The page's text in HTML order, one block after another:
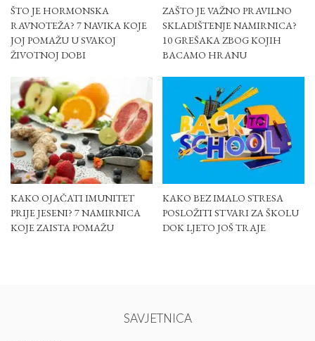
ŠTO JE HORMONSKA
RAVNOTEŽA? 7 NAVIKA KOJE
JOJ POMAŽU U SVAKOJ
ŽIVOTNOJ DOBI
ZAŠTO JE VAŽNO PRAVILNO
SKLADIŠTENJE NAMIRNICA?
10 GREŠAKA ZBOG KOJIH
BACAMO HRANU
KAKO OJAČATI IMUNITET
PRIJE JESENI? 7 NAMIRNICA
KOJE ZAISTA POMAŽU
KAKO BEZ IMALO STRESA
POSLOŽITI STVARI ZA ŠKOLU
DOK LJETO JOŠ TRAJE
SAVJETNICA